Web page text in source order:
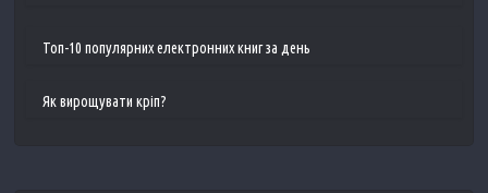
Топ-10 популярних електронних книг за день
Як вирощувати кріп?